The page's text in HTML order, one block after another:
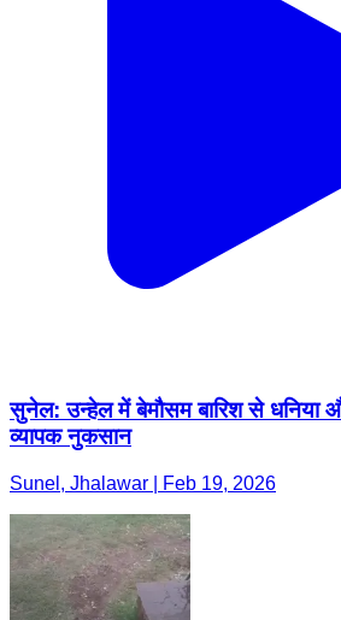
सुनेल: उन्हेल में बेमौसम बारिश से
व्यापक नुकसान
Sunel, Jhalawar | Feb 19, 2026